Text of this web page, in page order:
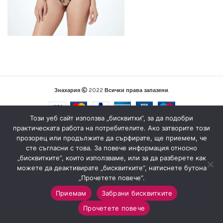
Знахария 2022 Всички права запазени.
Любими
0
Количка
Този уеб сайт използва „бисквитки“, за да подобри
практическата работа на потребителите. Ако затворите този
прозорец или продължите да сърфирате, ще приемем, че
сте съгласни с това. За повече информация относно
„бисквитките“, които използваме, или за да разберете как
можете да деактивирате „бисквитките“, натиснете бутона
„Прочетете повече“.
Приемам
Забрани бисквитките
Прочетете повече